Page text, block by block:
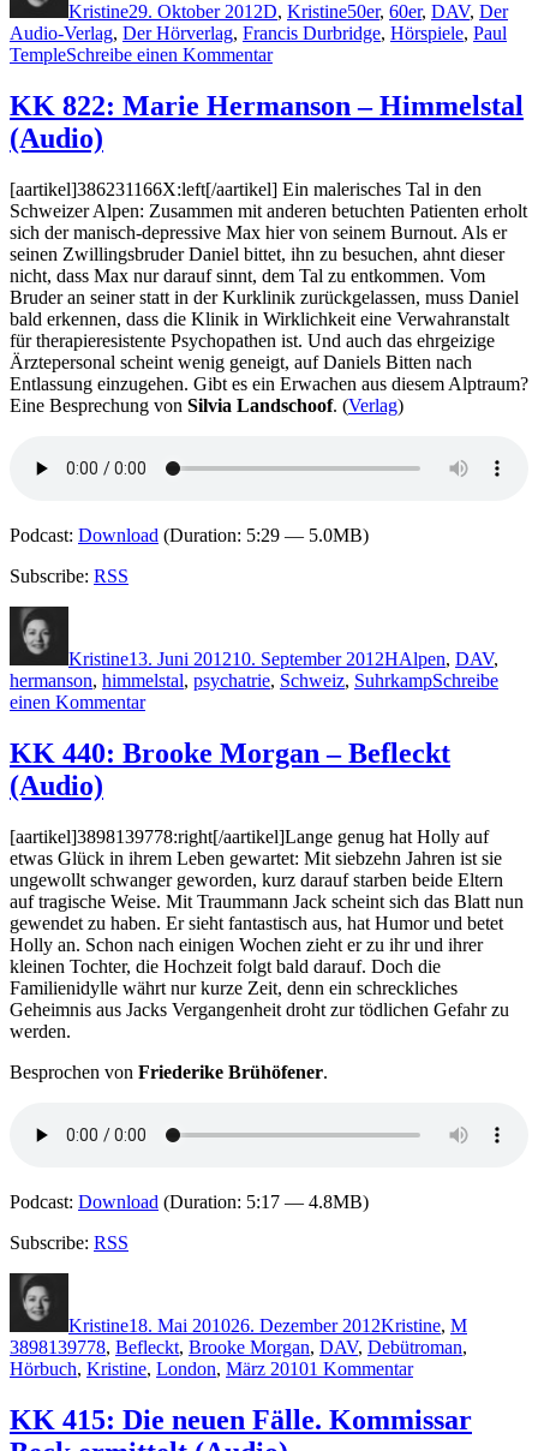
Kristine29. Oktober 2012D, Kristine50er, 60er, DAV, Der
Audio-Verlag, Der Hörverlag, Francis Durbridge, Hörspiele, Paul
TempleSchreibe einen Kommentarzu
Durbridge
zum
KK 822: Marie Hermanson – Himmelstal
(Audio)
[aartikel]386231166X:left[/aartikel] Ein malerisches Tal in den
Schweizer Alpen: Zusammen mit anderen betuchten Patienten erholt
sich der manisch-depressive Max hier von seinem Burnout. Als er
seinen Zwillingsbruder Daniel bittet, ihn zu besuchen, ahnt dieser
nicht, dass Max nur darauf sinnt, dem Tal zu entkommen. Vom
Bruder an seiner statt in der Kurklinik zurückgelassen, muss Daniel
bald erkennen, dass die Klinik in Wirklichkeit eine Verwahranstalt
für therapieresistente Psychopathen ist. Und auch das ehrgeizige
Ärztepersonal scheint wenig geneigt, auf Daniels Bitten nach
Entlassung einzugehen. Gibt es ein Erwachen aus diesem Alptraum?
Eine Besprechung von Silvia Landschoof. (Verlag)
Podcast: Download (Duration: 5:29 — 5.0MB)
Subscribe: RSS
Kristine13. Juni 201210. September 2012HAlpen, DAV,
hermanson, himmelstal, psychatrie, Schweiz, SuhrkampSchreibe
einen Kommentarzu
Marie
Himmelstal
(Audio)
KK 440: Brooke Morgan – Befleckt
(Audio)
[aartikel]3898139778:right[/aartikel]Lange genug hat Holly auf
etwas Glück in ihrem Leben gewartet: Mit siebzehn Jahren ist sie
ungewollt schwanger geworden, kurz darauf starben beide Eltern
auf tragische Weise. Mit Traummann Jack scheint sich das Blatt nun
gewendet zu haben. Er sieht fantastisch aus, hat Humor und betet
Holly an. Schon nach einigen Wochen zieht er zu ihr und ihrer
kleinen Tochter, die Hochzeit folgt bald darauf. Doch die
Familienidylle währt nur kurze Zeit, denn ein schreckliches
Geheimnis aus Jacks Vergangenheit droht zur tödlichen Gefahr zu
werden.
Besprochen von Friederike Brühöfener.
Podcast: Download (Duration: 5:17 — 4.8MB)
Subscribe: RSS
Kristine18. Mai 201026. Dezember 2012Kristine, M
3898139778, Befleckt, Brooke Morgan, DAV, Debütroman,
Hörbuch, Kristine, London, März 20101 Kommentarzu
440:
Brooke
KK 415: Die neuen Fälle. Kommissar